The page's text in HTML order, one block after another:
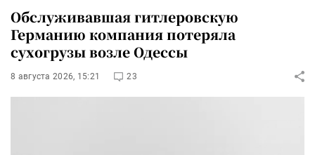
Обслуживавшая гитлеровскую
Германию компания потеряла
сухогрузы возле Одессы
8 августа 2026, 15:21 23